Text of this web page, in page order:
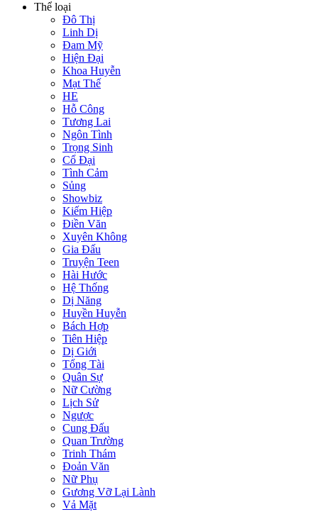
Thể loại
Đô Thị
Linh Dị
Đam Mỹ
Hiện Đại
Khoa Huyễn
Mạt Thế
HE
Hỗ Công
Tương Lai
Ngôn Tình
Trọng Sinh
Cổ Đại
Tình Cảm
Sủng
Showbiz
Kiếm Hiệp
Điền Văn
Xuyên Không
Gia Đấu
Truyện Teen
Hài Hước
Hệ Thống
Dị Năng
Huyền Huyễn
Bách Hợp
Tiên Hiệp
Dị Giới
Tổng Tài
Quân Sự
Nữ Cường
Lịch Sử
Ngược
Cung Đấu
Quan Trường
Trinh Thám
Đoản Văn
Nữ Phụ
Gương Vỡ Lại Lành
Vả Mặt